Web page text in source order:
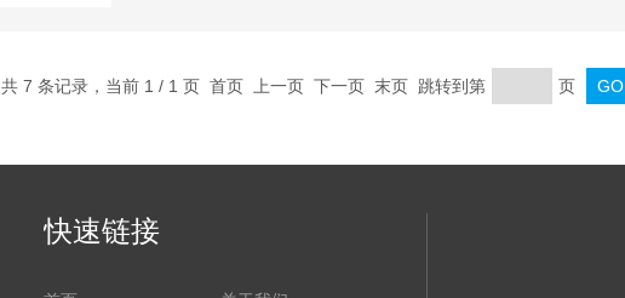
共 7 条记录，当前 1 / 1 页 首页 上一页 下一页 末页 跳转到第 页
快速链接